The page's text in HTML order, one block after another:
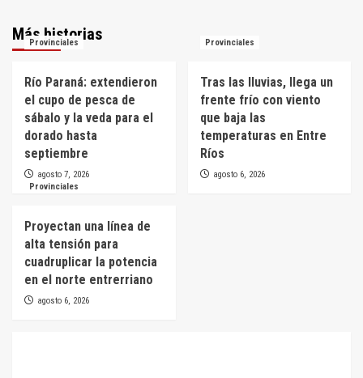
Más historias
Provinciales
Río Paraná: extendieron
el cupo de pesca de
sábalo y la veda para el
dorado hasta
septiembre
agosto 7, 2026
Provinciales
Tras las lluvias, llega un
frente frío con viento
que baja las
temperaturas en Entre
Ríos
agosto 6, 2026
Provinciales
Proyectan una línea de
alta tensión para
cuadruplicar la potencia
en el norte entrerriano
agosto 6, 2026